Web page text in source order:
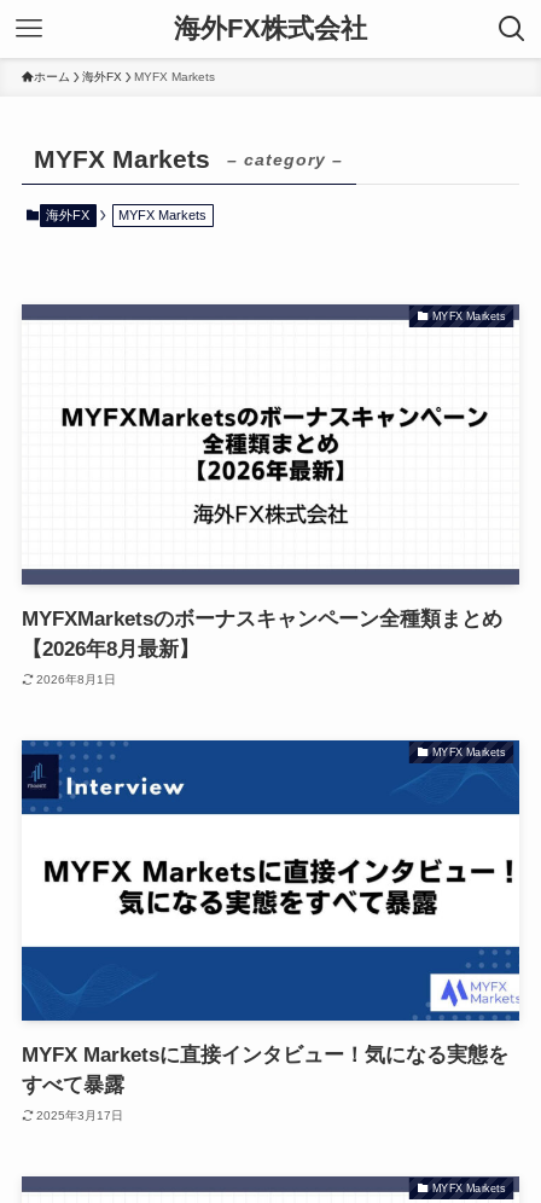
海外FX株式会社
ホーム 海外FX MYFX Markets
MYFX Markets – category –
海外FX MYFX Markets
MYFX Markets
MYFXMarketsのボーナスキャンペーン全種類まとめ
【2026年8月最新】
2026年8月1日
MYFX Markets
MYFX Marketsに直接インタビュー！気になる実態を
すべて暴露
2025年3月17日
MYFX Markets